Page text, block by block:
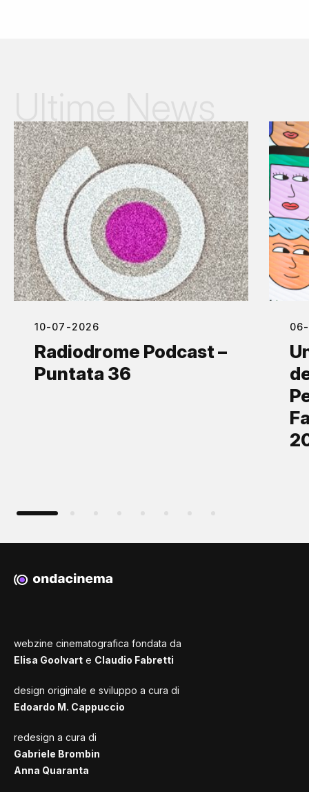
10-07-2026
Radiodrome Podcast –
Puntata 36
webzine cinematografica fondata da
Elisa Goolvart e Claudio Fabretti
design originale e sviluppo a cura di
Edoardo M. Cappuccio
redesign a cura di
Gabriele Brombin
Anna Quaranta